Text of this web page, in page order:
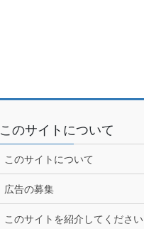
このサイトについて
このサイトについて
広告の募集
このサイトを紹介してください